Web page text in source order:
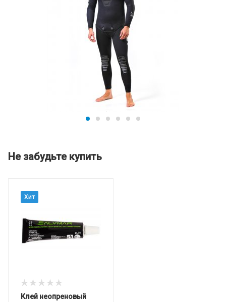
Не забудьте купить
Хит
Клей неопреновый